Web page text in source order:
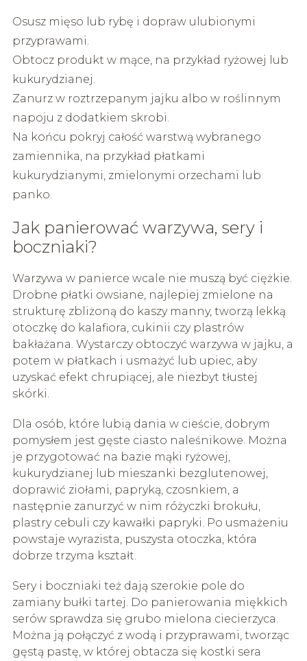
Osusz mięso lub rybę i dopraw ulubionymi
przyprawami.
Obtocz produkt w mące, na przykład ryżowej lub
kukurydzianej.
Zanurz w roztrzepanym jajku albo w roślinnym
napoju z dodatkiem skrobi.
Na końcu pokryj całość warstwą wybranego
zamiennika, na przykład płatkami
kukurydzianymi, zmielonymi orzechami lub
panko.
Jak panierować warzywa, sery i
boczniaki?
Warzywa w panierce wcale nie muszą być ciężkie.
Drobne płatki owsiane, najlepiej zmielone na
strukturę zbliżoną do kaszy manny, tworzą lekką
otoczkę do kalafiora, cukinii czy plastrów
bakłażana. Wystarczy obtoczyć warzywa w jajku, a
potem w płatkach i usmażyć lub upiec, aby
uzyskać efekt chrupiącej, ale niezbyt tłustej
skórki.
Dla osób, które lubią dania w cieście, dobrym
pomysłem jest gęste ciasto naleśnikowe. Można
je przygotować na bazie mąki ryżowej,
kukurydzianej lub mieszanki bezglutenowej,
doprawić ziołami, papryką, czosnkiem, a
następnie zanurzyć w nim różyczki brokułu,
plastry cebuli czy kawałki papryki. Po usmażeniu
powstaje wyrazista, puszysta otoczka, która
dobrze trzyma kształt.
Sery i boczniaki też dają szerokie pole do
zamiany bułki tartej. Do panierowania miękkich
serów sprawdza się grubo mielona ciecierzyca.
Można ją połączyć z wodą i przyprawami, tworząc
gęstą pastę, w której obtacza się kostki sera